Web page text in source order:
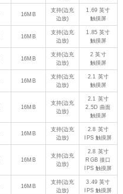
16MB
支持(边充
边放)
1.69 英寸
触摸屏
16MB
支持(边充
边放)
1.85 英寸
触摸屏
16MB
支持(边充
边放)
2 英寸
触摸屏
16MB
支持(边充
边放)
2.1 英寸
触摸屏
16MB
支持(边充
边放)
2.1 英寸
2.5D 曲面
触摸屏
16MB
支持(边充
边放)
2.8 英寸
IPS 触摸屏
16MB
支持(边充
边放)
2.8 英寸
RGB 接口
IPS 触摸屏
16MB
支持(边充
边放)
3.49 英寸
IPS 触摸屏